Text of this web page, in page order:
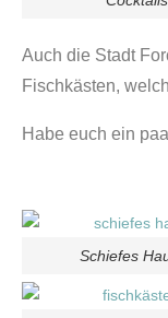
Auch die Stadt
Fischkästen,
Habe euch ein
Schiefes